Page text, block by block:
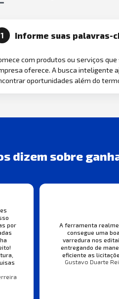
1 Informe suas palavras-
com produtos ou serviços que
oferece. A busca inteligente
oportunidades além do
dizem sobre
por
A ferramenta
consegue uma boa
varredura nos
entregando de
eficiente as
Gustavo Duarte